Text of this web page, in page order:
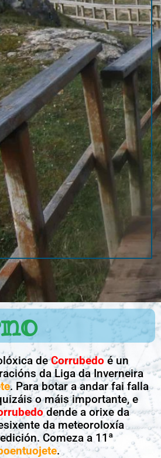
deCorrubedo é un
da Liga da Inverneira
. Para botar a andar fai falla
o máis importante, e
dende a orixe da
da meteoroloxía
Comeza a 11ª
.